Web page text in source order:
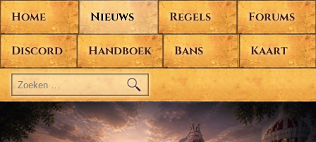
Home Nieuws Regels Forums
Discord Handboek Bans
Kaart
Zoeken
naar: